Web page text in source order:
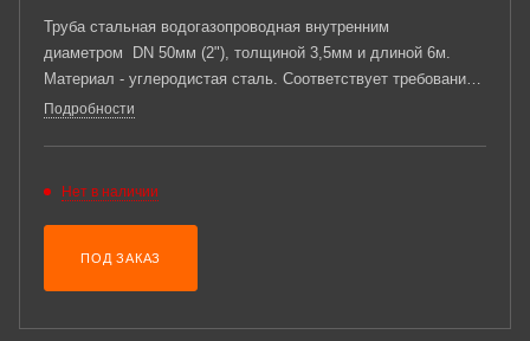
Труба стальная водогазопроводная внутренним
диаметром DN 50мм (2"), толщиной 3,5мм и длиной 6м.
Материал - углеродистая сталь. Соответствует требованиям
ГОСТ 3262-75.
Подробности
Нет в наличии
ПОД ЗАКАЗ